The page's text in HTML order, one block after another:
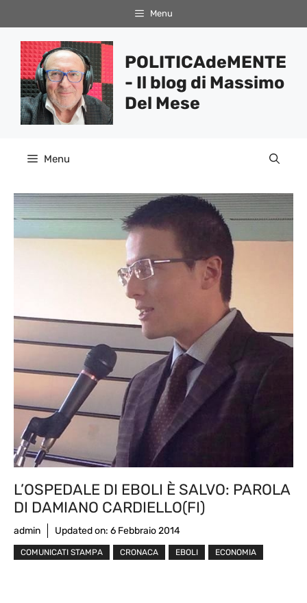
al
contenuto
Menu
POLITICAdeMENTE
- Il blog di Massimo
Del Mese
Menu
L’OSPEDALE DI EBOLI È SALVO: PAROLA
DI DAMIANO CARDIELLO(FI)
admin Updated on: 6 Febbraio 2014
COMUNICATI STAMPA CRONACA EBOLI ECONOMIA